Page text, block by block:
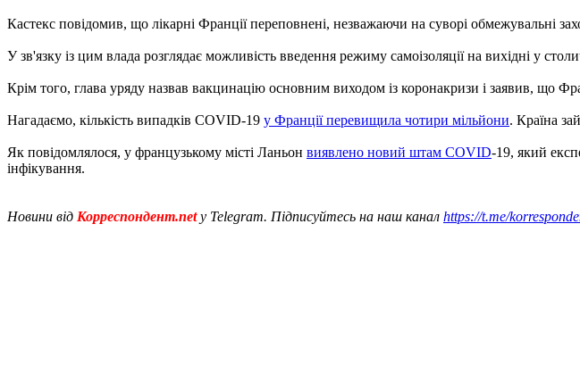
Кастекс повідомив, що лікарні Франції переповнені, незважаючи на суворі обмежувальні
У зв'язку із цим влада розглядає можливість введення режиму самоізоляції на вихідні у
Крім того, глава уряду назвав вакцинацію основним виходом із коронакризи і заявив, що
Нагадаємо, кількість випадків COVID-19 у Франції перевищила чотири мільйони. Країна
Як повідомлялося, у французькому місті Ланьон виявлено новий штам COVID-19, який
інфікування.
Новини від Корреспондент.netу Telegram. Підписуйтесь на наш канал https://t.me/